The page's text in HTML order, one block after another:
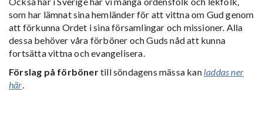
som har lämnat sina hemländer för att vittna om Gud genom
att förkunna Ordet i sina församlingar och missioner. Alla
dessa behöver våra förböner och Guds nåd att kunna
fortsätta vittna och evangelisera.
Förslag på förbönertill söndagens mässa kan laddas ner
här.